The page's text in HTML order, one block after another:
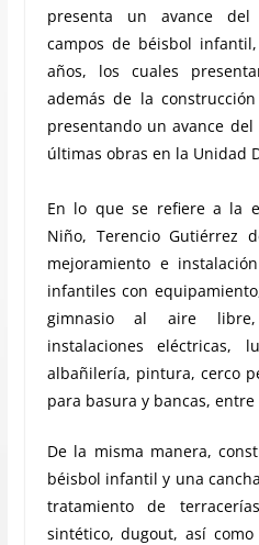
presenta un avance del
campos de béisbol
años, los cuales
además de la
presentando un avance
últimas obras en la Unidad
En lo que se refiere a la
Niño, Terencio Gutiérrez
mejoramiento e
infantiles con
gimnasio al aire libre,
instalaciones eléctricas,
albañilería, pintura, cerco
para basura y bancas, entre
De la misma manera,
béisbol infantil y una
tratamiento de
sintético, dugout, así